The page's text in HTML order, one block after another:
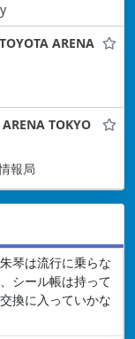
ARENA
TOKYO
報局
琴は流行に乗らな
シール帳は持って
換に入っていかな